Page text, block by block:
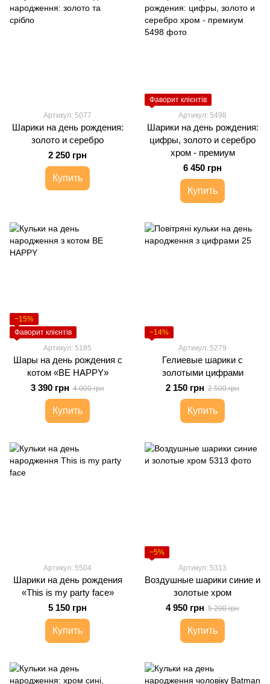
Артикул: 5077
Шарики на день рождения:
золото и серебро
2 250 грн
Купить
Фаворит клієнтів
Артикул: 5498
Шарики на день рождения:
цифры, золото и серебро
хром - премиум
6 450 грн
Купить
−15%
Фаворит клієнтів
Артикул: 5185
Шары на день рождения с
котом «BE HAPPY»
3 390 грн 4 000 грн
Купить
−14%
Артикул: 5279
Гелиевые шарики с
золотыми цифрами
2 150 грн 2 500 грн
Купить
Артикул: 5504
Шарики на день рождения
«This is my party face»
5 150 грн
Купить
−5%
Артикул: 5313
Воздушные шарики синие и
золотые хром
4 950 грн 5 200 грн
Купить